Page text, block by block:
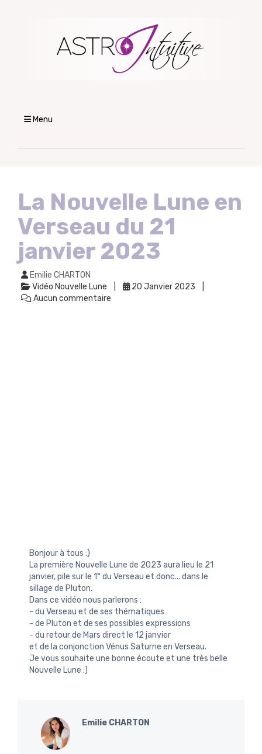
Menu
La Nouvelle Lune en
Verseau du 21
janvier 2023
Emilie CHARTON
Vidéo Nouvelle Lune
20 Janvier 2023
Aucun commentaire
Bonjour à tous :)
La première Nouvelle Lune de 2023 aura lieu le 21
janvier, pile sur le 1° du Verseau et donc... dans le
sillage de Pluton.
Dans ce vidéo nous parlerons :
- du Verseau et de ses thématiques
- de Pluton et de ses possibles expressions
- du retour de Mars direct le 12 janvier
et de la conjonction Vénus Saturne en Verseau.
Je vous souhaite une bonne écoute et une très belle
Nouvelle Lune :)
Emilie CHARTON